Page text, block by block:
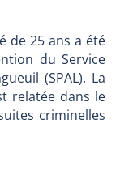
de 25 ans a été
du Service
(SPAL). La
relatée dans le
criminelles